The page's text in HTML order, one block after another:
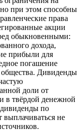
при этом способны
права
акции
обыкновенными:
дохода,
прибыли для
погашение
Дивиденды
доли от
в твёрдой денежной
дивиденды по
не